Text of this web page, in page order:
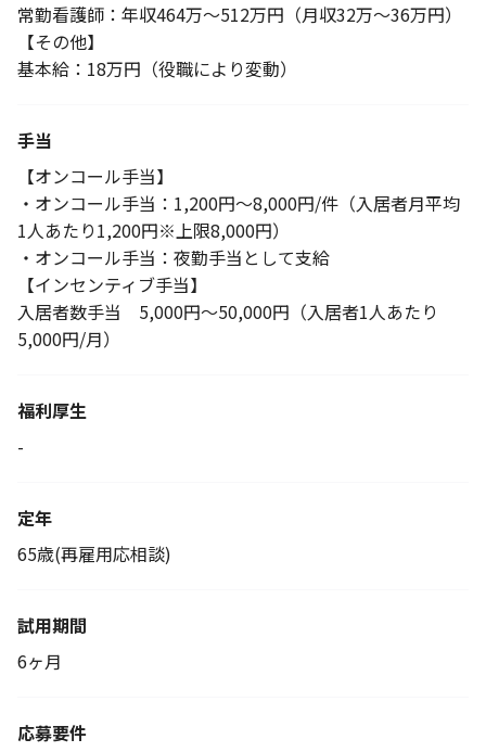
常勤看護師：年収464万～512万円（月収32万～36万円）
【その他】
基本給：18万円（役職により変動）
手当
【オンコール手当】
・オンコール手当：1,200円～8,000円/件（入居者月平均
1人あたり1,200円※上限8,000円）
・オンコール手当：夜勤手当として支給
【インセンティブ手当】
入居者数手当 5,000円～50,000円（入居者1人あたり
5,000円/月）
福利厚生
-
定年
65歳(再雇用応相談)
試用期間
6ヶ月
応募要件